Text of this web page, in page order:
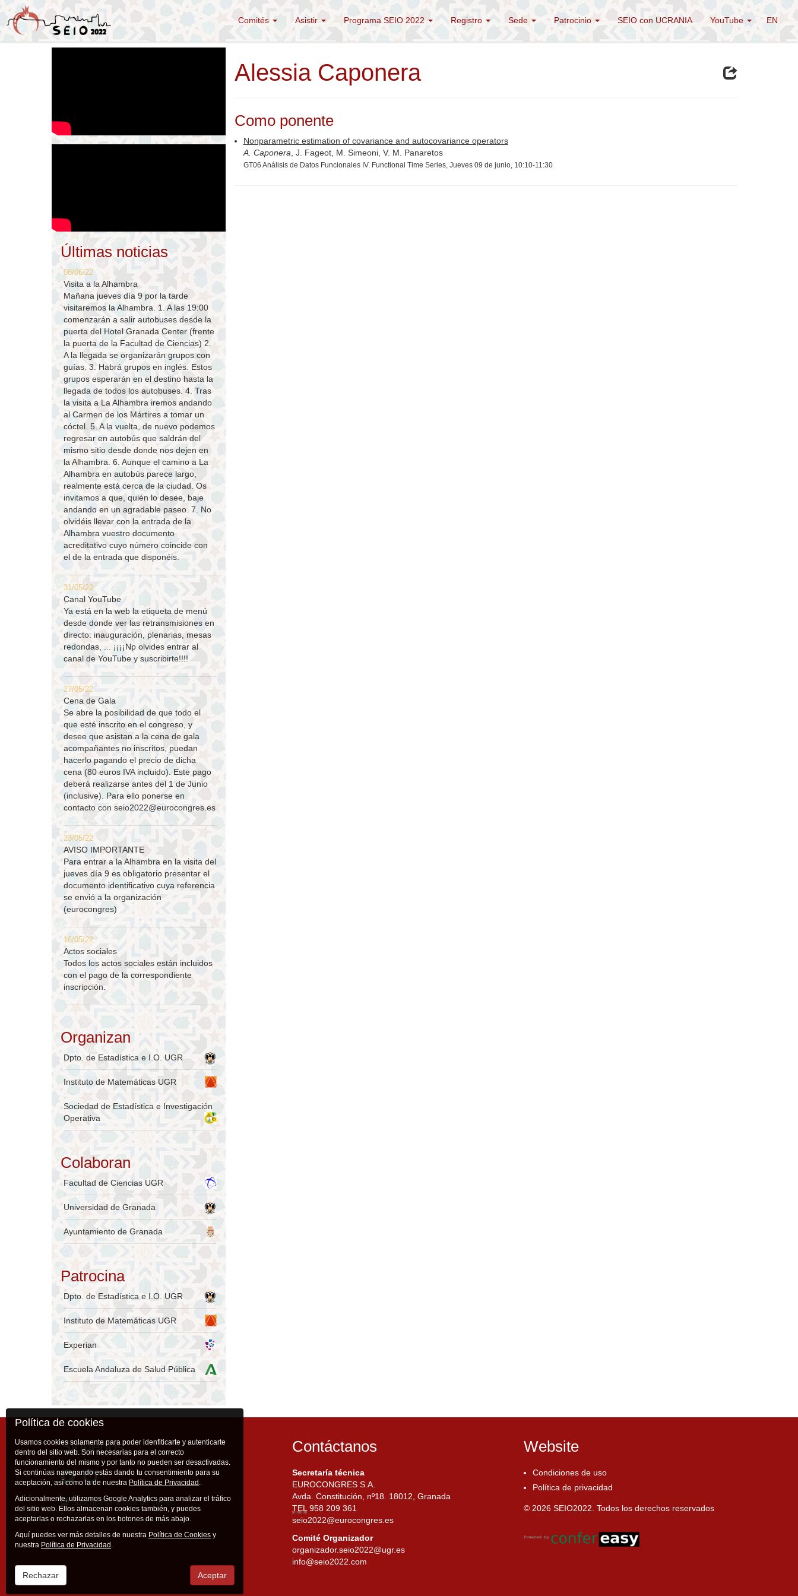
EN
Comités Asistir Programa SEIO 2022 Registro Sede Patrocinio SEIO con UCRANIA YouTube
Alessia Caponera
Como ponente
Nonparametric estimation of covariance and autocovariance operators
A. Caponera , J. Fageot, M. Simeoni, V. M. Panaretos
GT06 Análisis de Datos Funcionales IV. Functional Time Series, Jueves 09 de junio, 10:10-11:30
Últimas noticias
08/06/22
Visita a la Alhambra
Mañana jueves día 9 por la tarde
visitaremos la Alhambra. 1. A las 19:00
comenzarán a salir autobuses desde la
puerta del Hotel Granada Center (frente
la puerta de la Facultad de Ciencias) 2.
A la llegada se organizarán grupos con
guías. 3. Habrá grupos en inglés. Estos
grupos esperarán en el destino hasta la
llegada de todos los autobuses. 4. Tras
la visita a La Alhambra iremos andando
al Carmen de los Mártires a tomar un
cóctel. 5. A la vuelta, de nuevo podemos
regresar en autobús que saldrán del
mismo sitio desde donde nos dejen en
la Alhambra. 6. Aunque el camino a La
Alhambra en autobús parece largo,
realmente está cerca de la ciudad. Os
invitamos a que, quién lo desee, baje
andando en un agradable paseo. 7. No
olvidéis llevar con la entrada de la
Alhambra vuestro documento
acreditativo cuyo número coincide con
el de la entrada que disponéis.
31/05/22
Canal YouTube
Ya está en la web la etiqueta de menú
desde donde ver las retransmisiones en
directo: inauguración, plenarias, mesas
redondas, ... ¡¡¡¡Np olvides entrar al
canal de YouTube y suscribirte!!!!
27/05/22
Cena de Gala
Se abre la posibilidad de que todo el
que esté inscrito en el congreso, y
desee que asistan a la cena de gala
acompañantes no inscritos, puedan
hacerlo pagando el precio de dicha
cena (80 euros IVA incluido). Este pago
deberá realizarse antes del 1 de Junio
(inclusive). Para ello ponerse en
contacto con seio2022@eurocongres.es
23/05/22
AVISO IMPORTANTE
Para entrar a la Alhambra en la visita del
jueves día 9 es obligatorio presentar el
documento identificativo cuya referencia
se envió a la organización
(eurocongres)
16/05/22
Actos sociales
Todos los actos sociales están incluidos
con el pago de la correspondiente
inscripción.
Organizan
Dpto. de Estadística e I.O. UGR
Instituto de Matemáticas UGR
Sociedad de Estadística e Investigación
Operativa
Colaboran
Facultad de Ciencias UGR
Universidad de Granada
Ayuntamiento de Granada
Patrocina
Dpto. de Estadística e I.O. UGR
Instituto de Matemáticas UGR
Experian
Escuela Andaluza de Salud Pública
Síguenos
Suscribirse a lista de correo
Contáctanos
Secretaría técnica
EUROCONGRES S.A.
Avda. Constitución, nº18. 18012, Granada
TEL958 209 361
seio2022@eurocongres.es
Comité Organizador
organizador.seio2022@ugr.es
info@seio2022.com
Website
Condiciones de uso
Política de privacidad
© 2026 SEIO2022. Todos los derechos reservados
Política de cookies
Usamos cookies solamente para poder idenfiticarte y autenticarte
dentro del sitio web. Son necesarias para el correcto
funcionamiento del mismo y por tanto no pueden ser desactivadas.
Si continúas navegando estás dando tu consentimiento para su
aceptación, así como la de nuestra Política de Privacidad .
Adicionalmente, utilizamos Google Analytics para analizar el tráfico
del sitio web. Ellos almacenan cookies también, y puedes
aceptarlas o rechazarlas en los botones de más abajo.
Aquí puedes ver más detalles de nuestra Política de Cookies y
nuestra Política de Privacidad .
Rechazar Aceptar